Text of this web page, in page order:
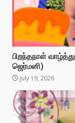
பிறந்தநாள்
ஜெர்மனி)
July 19, 2026